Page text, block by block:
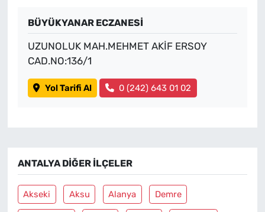
BÜYÜKYANAR ECZANESİ
UZUNOLUK MAH.MEHMET AKİF ERSOY
CAD.NO:136/1
Yol Tarifi Al 0 (242) 643 01 02
ANTALYA DIĞER İLÇELER
Akseki Aksu Alanya Demre